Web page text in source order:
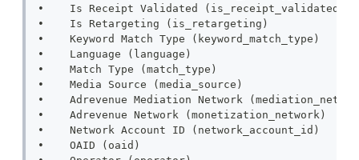
•    Is Receipt Validated (is_receipt_validated)
•    Is Retargeting (is_retargeting)
•    Keyword Match Type (keyword_match_type)
•    Language (language)
•    Match Type (match_type)
•    Media Source (media_source)
•    Adrevenue Mediation Network
•    Adrevenue Network (monetization_network)
•    Network Account ID (network_account_id)
•    OAID (oaid)